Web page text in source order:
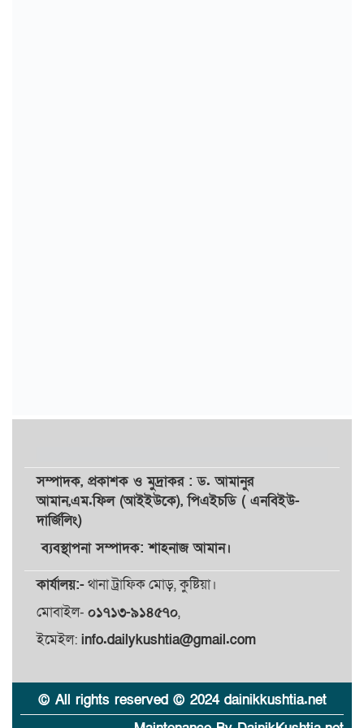
সম্পাদক, প্রকাশকওমুদ্রাকর: ড. আমানুর
আমান,এম.ফিল (আইইউকে), পিএইচডি ( এনবিইউ-
দার্জিলিং)
ব্যবস্থাপনা সম্পাদক: শাহনাজ আমান।
কার্যালয়:-থানা ট্রাফিক মোড়, কুষ্টিয়া।
মোবাইল- ০১৭১৩-৯১৪৫৭০,
ইমেইল: info.dailykushtia@gmail.com
© All rights reserved © 2024 dainikkushtia.net